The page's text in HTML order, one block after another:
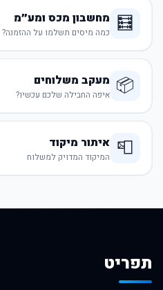
🧮 מחשבון מכס ומע״מ
כמה מיסים תשלמו על ההזמנה?
📦 מעקב משלוחים
איפה החבילה שלכם עכשיו?
📮 איתור מיקוד
המיקוד המדויק למשלוח
תפריט